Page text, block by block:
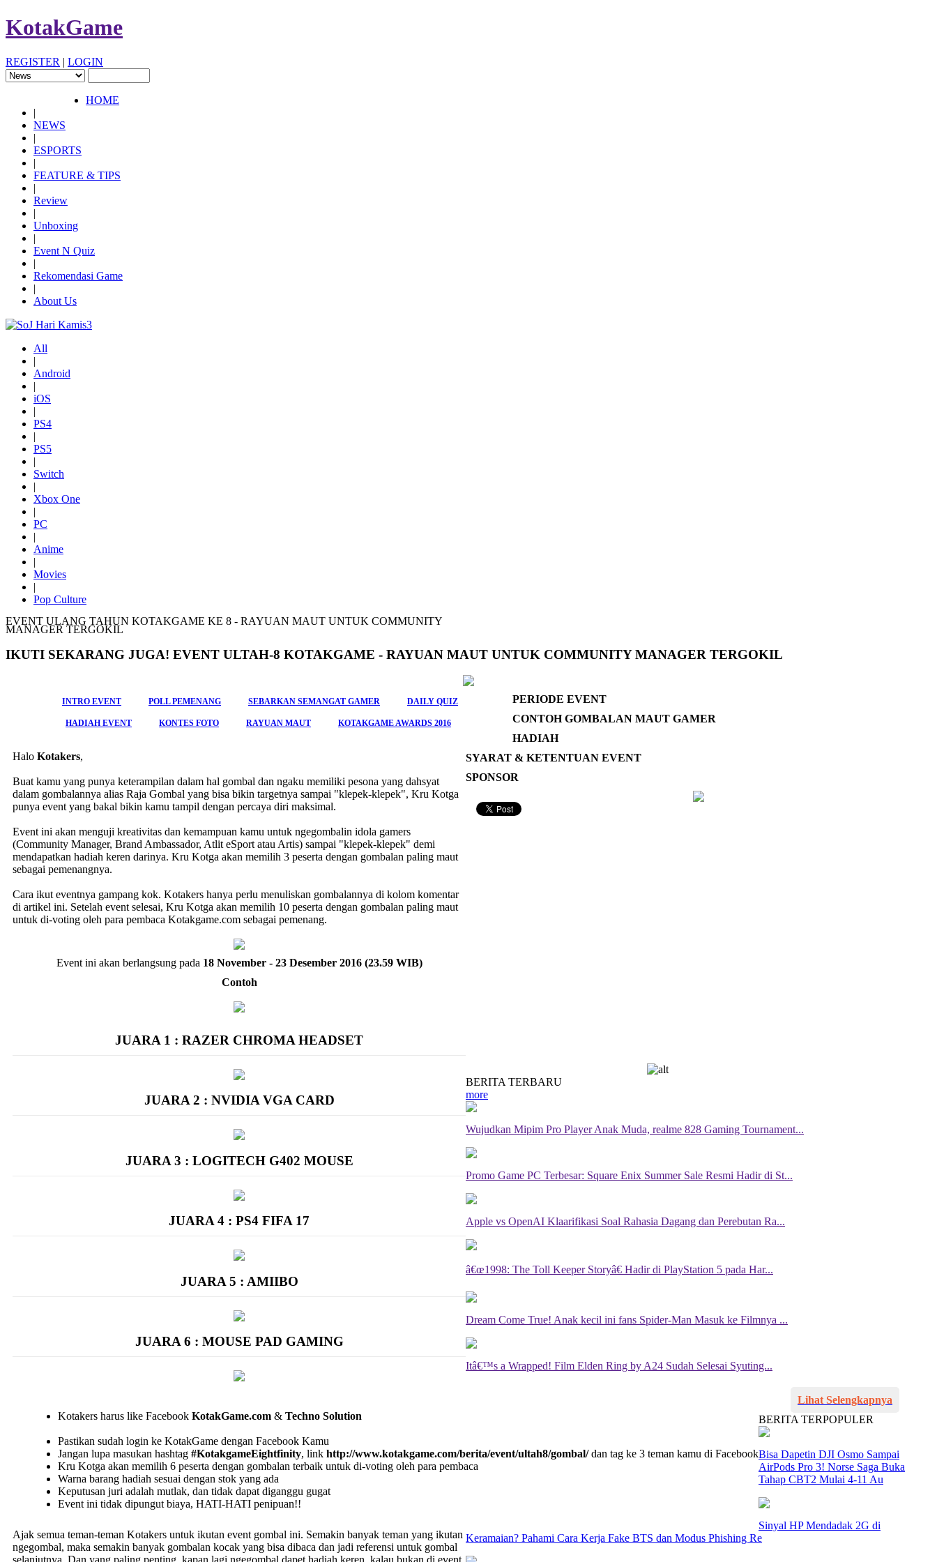
KotakGame
REGISTER | LOGIN
HOME
|
NEWS
|
ESPORTS
|
FEATURE & TIPS
|
Review
|
Unboxing
|
Event N Quiz
|
Rekomendasi Game
|
About Us
All
|
Android
|
iOS
|
PS4
|
PS5
|
Switch
|
Xbox One
|
PC
|
Anime
|
Movies
|
Pop Culture
EVENT ULANG TAHUN KOTAKGAME KE 8 - RAYUAN MAUT UNTUK COMMUNITY
MANAGER TERGOKIL
IKUTI SEKARANG JUGA! EVENT ULTAH-8 KOTAKGAME - RAYUAN MAUT UNTUK COMMUNITY MANAGER TERGOKIL
INTRO EVENT POLL PEMENANG SEBARKAN SEMANGAT GAMER DAILY QUIZ
HADIAH EVENT KONTES FOTO RAYUAN MAUT KOTAKGAME AWARDS 2016
Halo Kotakers,
Buat kamu yang punya keterampilan dalam hal gombal dan ngaku memiliki pesona yang dahsyat
dalam gombalannya alias Raja Gombal yang bisa bikin targetnya sampai "klepek-klepek", Kru Kotga
punya event yang bakal bikin kamu tampil dengan percaya diri maksimal.
Event ini akan menguji kreativitas dan kemampuan kamu untuk ngegombalin idola gamers
(Community Manager, Brand Ambassador, Atlit eSport atau Artis) sampai "klepek-klepek" demi
mendapatkan hadiah keren darinya. Kru Kotga akan memilih 3 peserta dengan gombalan paling maut
sebagai pemenangnya.
Cara ikut eventnya gampang kok. Kotakers hanya perlu menuliskan gombalannya di kolom komentar
di artikel ini. Setelah event selesai, Kru Kotga akan memilih 10 peserta dengan gombalan paling maut
untuk di-voting oleh para pembaca Kotakgame.com sebagai pemenang.
PERIODE EVENT
Event ini akan berlangsung pada 18 November - 23 Desember 2016 (23.59 WIB)
CONTOH GOMBALAN MAUT GAMER
Contoh
HADIAH
JUARA 1 : RAZER CHROMA HEADSET
JUARA 2 : NVIDIA VGA CARD
JUARA 3 : LOGITECH G402 MOUSE
JUARA 4 : PS4 FIFA 17
JUARA 5 : AMIIBO
JUARA 6 : MOUSE PAD GAMING
SYARAT & KETENTUAN EVENT
Kotakers harus like Facebook KotakGame.com & Techno Solution
Pastikan sudah login ke KotakGame dengan Facebook Kamu
Jangan lupa masukan hashtag #KotakgameEightfinity, link http://www.kotakgame.com/berita/event/ultah8/gombal/dan tag ke 3 teman kamu di Facebook
Kru Kotga akan memilih 6 peserta dengan gombalan terbaik untuk di-voting oleh para pembaca
Warna barang hadiah sesuai dengan stok yang ada
Keputusan juri adalah mutlak, dan tidak dapat diganggu gugat
Event ini tidak dipungut biaya, HATI-HATI penipuan!!
SPONSOR
Ajak semua teman-teman Kotakers untuk ikutan event gombal ini. Semakin banyak teman yang ikutan
ngegombal, maka semakin banyak gombalan kocak yang bisa dibaca dan jadi referensi untuk gombal
selanjutnya. Dan yang paling penting, kapan lagi ngegombal dapet hadiah keren, kalau bukan di event
BERITA TERBARU
more
Wujudkan Mipim Pro Player Anak Muda, realme 828 Gaming Tournament...
Promo Game PC Terbesar: Square Enix Summer Sale Resmi Hadir di St...
Apple vs OpenAI Klaarifikasi Soal Rahasia Dagang dan Perebutan Ra...
â€œ1998: The Toll Keeper Storyâ€ Hadir di PlayStation 5 pada Har...
Dream Come True! Anak kecil ini fans Spider-Man Masuk ke Filmnya ...
Itâ€™s a Wrapped! Film Elden Ring by A24 Sudah Selesai Syuting...
Lihat Selengkapnya
BERITA TERPOPULER
Bisa Dapetin DJI Osmo Sampai
AirPods Pro 3! Norse Saga Buka
Tahap CBT2 Mulai 4-11 Au
Sinyal HP Mendadak 2G di
Keramaian? Pahami Cara Kerja Fake BTS dan Modus Phishing Re